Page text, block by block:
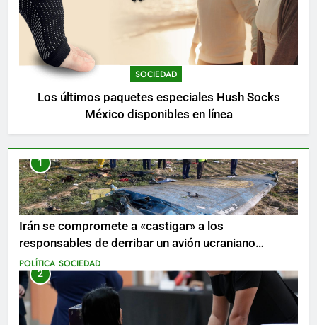
SOCIEDAD
Los últimos paquetes especiales Hush Socks
México disponibles en línea
1
Irán se compromete a «castigar» a los
responsables de derribar un avión ucraniano
mientras se realizan arrestos
POLÍTICA SOCIEDAD
2